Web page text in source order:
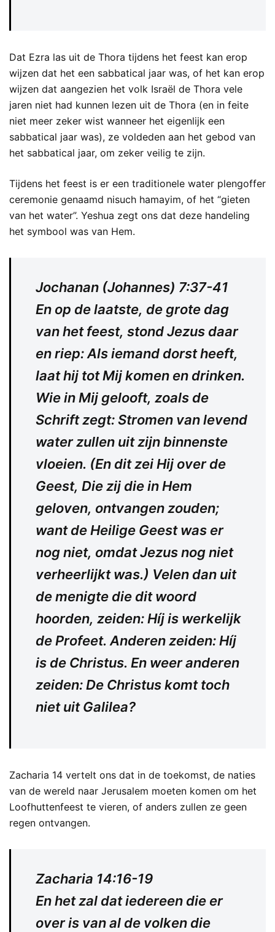
Dat Ezra las uit de Thora tijdens het feest kan erop
wijzen dat het een sabbatical jaar was, of het kan erop
wijzen dat aangezien het volk Israël de Thora vele
jaren niet had kunnen lezen uit de Thora (en in feite
niet meer zeker wist wanneer het eigenlijk een
sabbatical jaar was), ze voldeden aan het gebod van
het sabbatical jaar, om zeker veilig te zijn.
Tijdens het feest is er een traditionele water plengoffer
ceremonie genaamd nisuch hamayim, of het “gieten
van het water”. Yeshua zegt ons dat deze handeling
het symbool was van Hem.
Jochanan (Johannes) 7:37-41
En op de laatste, de grote dag
van het feest, stond Jezus daar
en riep: Als iemand dorst heeft,
laat hij tot Mij komen en drinken.
Wie in Mij gelooft, zoals de
Schrift zegt: Stromen van levend
water zullen uit zijn binnenste
vloeien. (En dit zei Hij over de
Geest, Die zij die in Hem
geloven, ontvangen zouden;
want de Heilige Geest was er
nog niet, omdat Jezus nog niet
verheerlijkt was.) Velen dan uit
de menigte die dit woord
hoorden, zeiden: Híj is werkelijk
de Profeet. Anderen zeiden: Híj
is de Christus. En weer anderen
zeiden: De Christus komt toch
niet uit Galilea?
Zacharia 14 vertelt ons dat in de toekomst, de naties
van de wereld naar Jerusalem moeten komen om het
Loofhuttenfeest te vieren, of anders zullen ze geen
regen ontvangen.
Zacharia 14:16-19
En het zal dat iedereen die er
over is van al de volken die